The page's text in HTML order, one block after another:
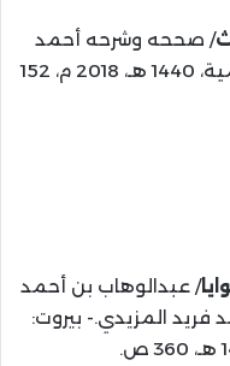
/ صححه وشرحه أحمد
محمد شاكر.- بيروت: دار الكتب العلمية، 1440 هـ، 2018 م، 152
/ عبدالوهاب بن أحمد
أحمد فريد المزيدي.- بيروت: